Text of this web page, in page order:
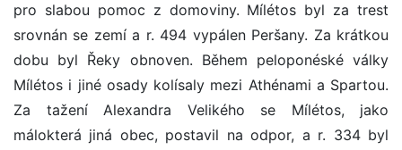
pro slabou pomoc z domoviny. Mílétos byl za trest
srovnán se zemí a r. 494 vypálen Peršany. Za krátkou
dobu byl Řeky obnoven. Během peloponéské války
Mílétos i jiné osady kolísaly mezi Athénami a Spartou.
Za tažení Alexandra Velikého se Mílétos, jako
málokterá jiná obec, postavil na odpor, a r. 334 byl